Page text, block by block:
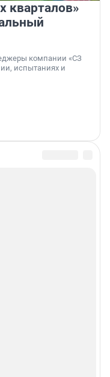
кварталов»
компании «СЗ
испытаниях и